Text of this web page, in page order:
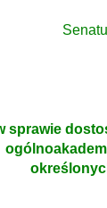
sprawie